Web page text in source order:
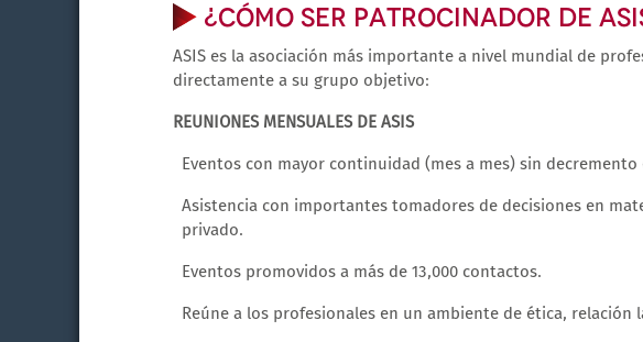
¿CÓMO SER PATROCINADOR DE
ASIS es la asociación más importante a nivel mundial de
directamente a su grupo objetivo:
REUNIONES MENSUALES DE ASIS
Eventos con mayor continuidad (mes a mes) sin
Asistencia con importantes tomadores de decisiones en
privado.
Eventos promovidos a más de 13,000 contactos.
Reúne a los profesionales en un ambiente de ética, relación